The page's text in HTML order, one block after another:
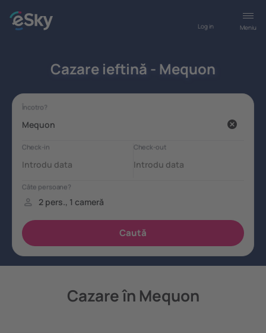
Meniu
Log in
Cazare ieftină - Mequon
Cazare în Mequon